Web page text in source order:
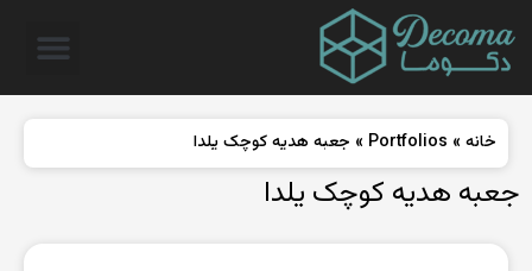
خانه »
Portfolios
» جعبه هدیه کوچک یلدا
جعبه هدیه کوچک یلدا